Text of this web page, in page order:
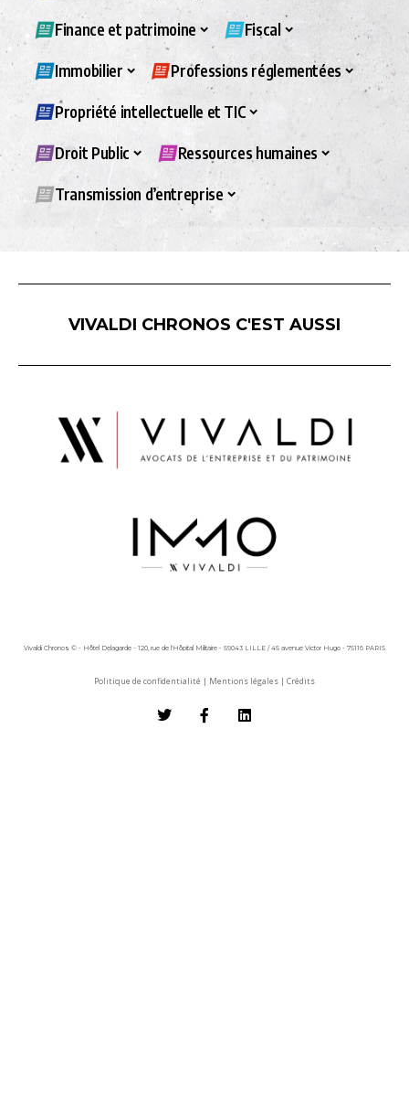
Finance et patrimoine Fiscal
Immobilier Professions réglementées
Propriété intellectuelle et TIC
Droit Public Ressources humaines
Transmission d’entreprise
VIVALDI CHRONOS C'EST AUSSI
Vivaldi Chronos © - Hôtel Delagarde - 120, rue de l'Hôpital Militaire - 59043 LILLE / 45 avenue Victor Hugo - 75116 PARIS
Politique de confidentialité | Mentions légales | Crédits